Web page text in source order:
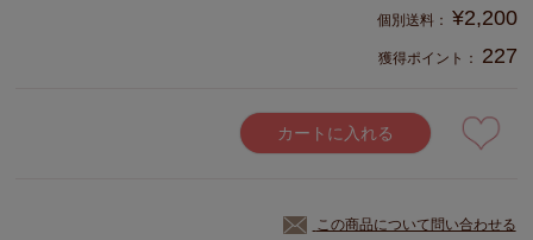
¥2,200
獲得ポイント： 227
カートに入れる
この商品について問い合わせる